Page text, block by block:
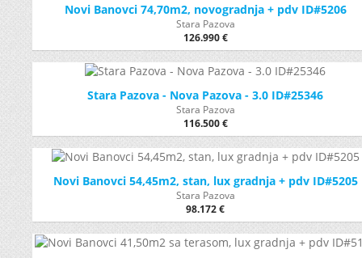
Novi Banovci 74,70m2, novogradnja + pdv ID#5206
Stara Pazova
126.990 €
Stara Pazova - Nova Pazova - 3.0 ID#25346
Stara Pazova
116.500 €
Novi Banovci 54,45m2, stan, lux gradnja + pdv ID#5205
Stara Pazova
98.172 €